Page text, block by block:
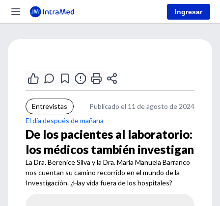
Ingresar
Entrevistas
Publicado el 11 de agosto de 2024
El día después de mañana
De los pacientes al laboratorio:
los médicos también investigan
La Dra. Berenice Silva y la Dra. María Manuela Barranco
nos cuentan su camino recorrido en el mundo de la
Investigación. ¿Hay vida fuera de los hospitales?